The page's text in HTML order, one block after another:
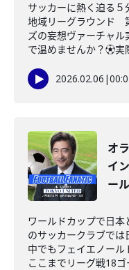
サッカーに熱く迫る
地域リーグラウンド
ズの妄想ヴァーチャ
で温めませんか？⚽️実
2026.02.06 |
オ
イ
ー
ワールドカップで日
のサッカークラブでは
中でもフェイエノール
ここまでリーグ戦18